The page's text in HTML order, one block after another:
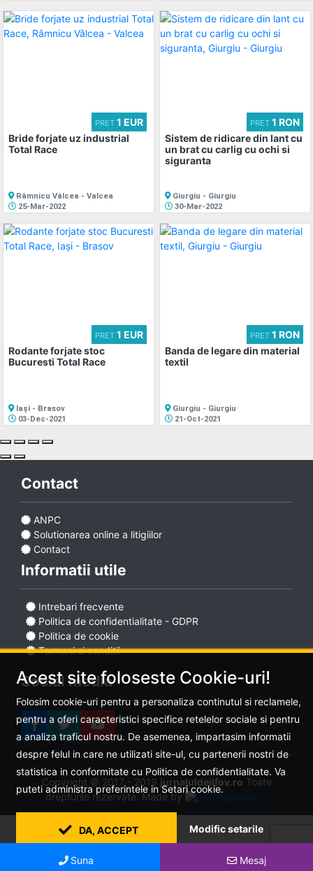
Suna Mesaj
Bride forjate uz industrial
Total Race
PRET1 EUR
Râmnicu Vâlcea - Valcea
25-Mar-2022
Sistem de ridicare din lant cu
un brat cu carlig cu ochi si
siguranta
PRET1 RON
Giurgiu - Giurgiu
30-Mar-2022
Rodante forjate stoc
Bucuresti Total Race
PRET1 EUR
Iași - Brasov
03-Dec-2021
Banda de legare din material
textil
PRET1 RON
Giurgiu - Giurgiu
21-Oct-2021
Contact
ANPC
Solutionarea online a litigiilor
Contact
Informatii utile
Intrebari frecvente
Politica de confidentialitate - GDPR
Politica de cookie
Termeni si conditii
Social media
Copyright © 2017 - 2019 jurnaluldeilfov.ro Toate
drepturile rezervate.Made by
Acest site foloseste Cookie-uri!
Folosim cookie-uri pentru a personaliza continutul si reclamele,
pentru a oferi caracteristici specifice retelelor sociale si pentru
a analiza traficul nostru. De asemenea, impartasim informatii
despre felul in care ne utilizati site-ul, cu partenerii nostri de
statistica in conformitate cu Politica de confidentialitate. Va
puteti administra preferintele in Setari cookie.
DA, ACCEPT Modific setarile